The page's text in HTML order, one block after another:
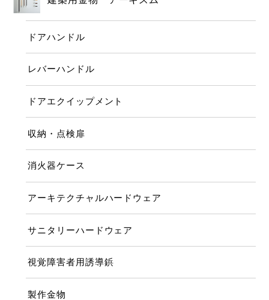
ドアハンドル
レバーハンドル
ドアエクイップメント
収納・点検扉
消火器ケース
アーキテクチャルハードウェア
サニタリーハードウェア
視覚障害者用誘導鋲
製作金物